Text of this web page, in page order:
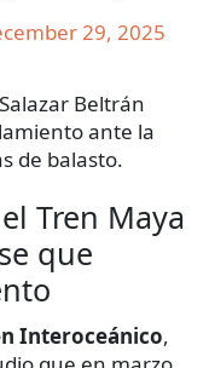
29, 2025
Beltrán
ante la
de balasto.
Tren Maya
que
Interoceánico,